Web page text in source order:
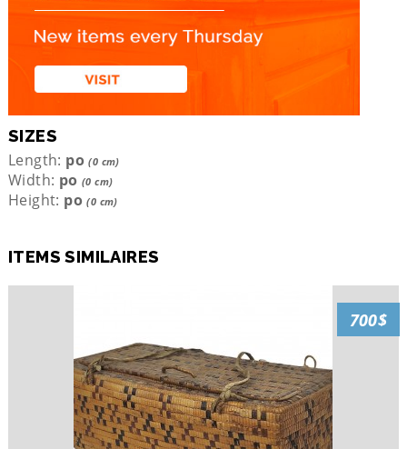
SIZES
Length: po(0 cm)
Width: po (0 cm)
Height: po(0 cm)
ITEMS SIMILAIRES
700$